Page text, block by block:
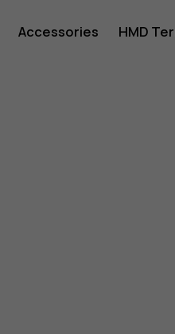
Accessories HMD